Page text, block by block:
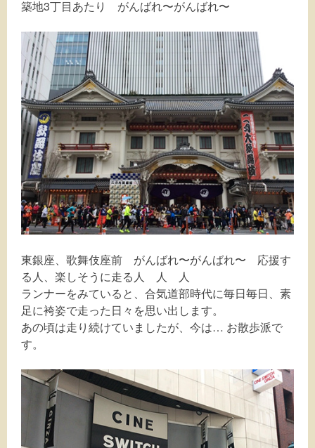
築地3丁目あたり がんばれ〜がんばれ〜
東銀座、歌舞伎座前 がんばれ〜がんばれ〜 応援す
る人、楽しそうに走る人 人 人
ランナーをみていると、合気道部時代に毎日毎日、素
足に袴姿で走った日々を思い出します。
あの頃は走り続けていましたが、今は… お散歩派で
す。